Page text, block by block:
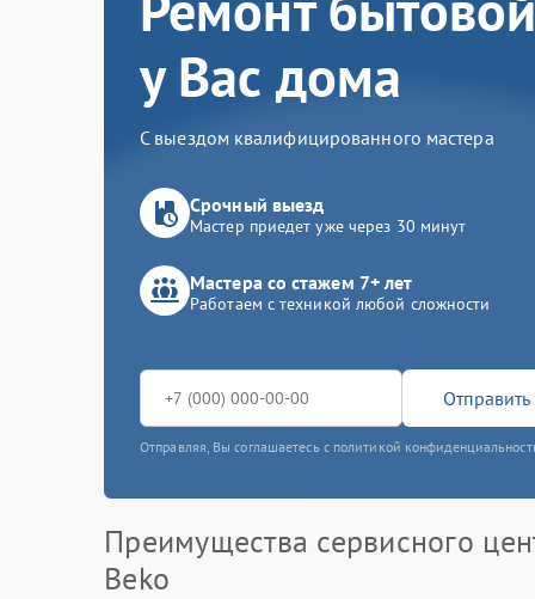
у Вас дома
С выездом квалифицированного мастера
Срочный выезд
Мастер приедет уже через 30 минут
Мастера со стажем 7+ лет
Работаем с техникой любой сложности
Отправить
Отправляя, Вы соглашаетесь с политикой
Преимущества сервисного
Beko